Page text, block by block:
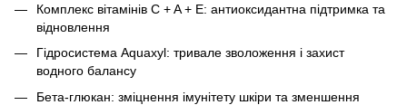
Комплекс вітамінів C + A + E: антиоксидантна підтримка та
відновлення
Гідросистема Aquaxyl: тривале зволоження і захист
водного балансу
Бета-глюкан: зміцнення імунітету шкіри та зменшення